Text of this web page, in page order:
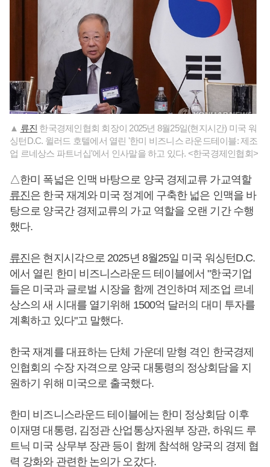
▲ 류진 한국경제인협회 회장이 2025년 8월25일(현지시간) 미국 워
싱턴D.C. 윌러드 호텔에서 열린 '한미 비즈니스 라운드테이블: 제조
업 르네상스 파트너십'에서 인사말을 하고 있다. <한국경제인협회>
△한미 폭넓은 인맥 바탕으로 양국 경제교류 가교역할
류진은 한국 재계와 미국 정계에 구축한 넓은 인맥을 바
탕으로 양국간 경제교류의 가교 역할을 오랜 기간 수행
했다.
류진은 현지시각으로 2025년 8월25일 미국 워싱턴D.C.
에서 열린 한미 비즈니스라운드 테이블에서 "한국기업
들은 미국과 글로벌 시장을 함께 견인하며 제조업 르네
상스의 새 시대를 열기위해 1500억 달러의 대미 투자를
계획하고 있다"고 말했다.
한국 재계를 대표하는 단체 가운데 맏형 격인 한국경제
인협회의 수장 자격으로 양국 대통령의 정상회담을 지
원하기 위해 미국으로 출국했다.
한미 비즈니스라운드 테이블에는 한미 정상회담 이후
이재명 대통령, 김정관 산업통상자원부 장관, 하워드 루
트닉 미국 상무부 장관 등이 함께 참석해 양국의 경제 협
력 강화와 관련한 논의가 오갔다.